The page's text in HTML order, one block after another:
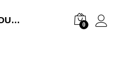
DISJONCTEUR MODULAIRE INGELEC + NEUT REF 3721/10 0